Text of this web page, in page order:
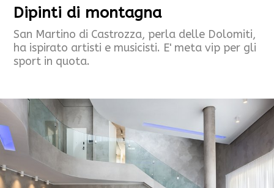
Dipinti di montagna
San Martino di Castrozza, perla delle Dolomiti,
ha ispirato artisti e musicisti. E' meta vip per gli
sport in quota.